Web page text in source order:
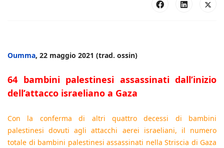
Oumma, 22 maggio 2021 (trad. ossin)
64 bambini palestinesi assassinati dall’inizio
dell’attacco israeliano a Gaza
Con la conferma di altri quattro decessi di bambini
palestinesi dovuti agli attacchi aerei israeliani, il numero
totale di bambini palestinesi assassinati nella Striscia di Gaza